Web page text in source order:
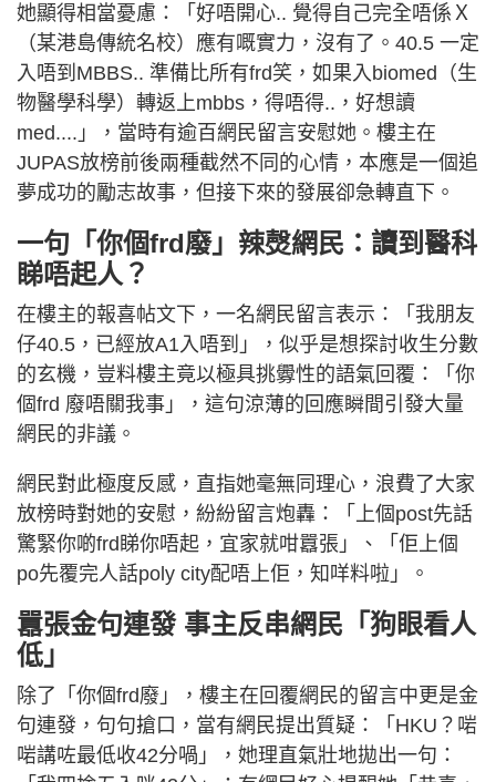
她顯得相當憂慮：「好唔開心.. 覺得自己完全唔係Ｘ
（某港島傳統名校）應有嘅實力，沒有了。40.5 一定
入唔到MBBS.. 準備比所有frd笑，如果入biomed（生
物醫學科學）轉返上mbbs，得唔得..，好想讀
med....」，當時有逾百網民留言安慰她。樓主在
JUPAS放榜前後兩種截然不同的心情，本應是一個追
夢成功的勵志故事，但接下來的發展卻急轉直下。
一句「你個frd廢」辣㷫網民：讀到醫科
睇唔起人？
在樓主的報喜帖文下，一名網民留言表示：「我朋友
仔40.5，已經放A1入唔到」，似乎是想探討收生分數
的玄機，豈料樓主竟以極具挑釁性的語氣回覆：「你
個frd 廢唔關我事」，這句涼薄的回應瞬間引發大量
網民的非議。
網民對此極度反感，直指她毫無同理心，浪費了大家
放榜時對她的安慰，紛紛留言炮轟：「上個post先話
驚緊你啲frd睇你唔起，宜家就咁囂張」、「佢上個
po先覆完人話poly city配唔上佢，知咩料啦」。
囂張金句連發 事主反串網民「狗眼看人
低」
除了「你個frd廢」，樓主在回覆網民的留言中更是金
句連發，句句搶口，當有網民提出質疑：「HKU？啱
啱講咗最低收42分喎」，她理直氣壯地拋出一句：